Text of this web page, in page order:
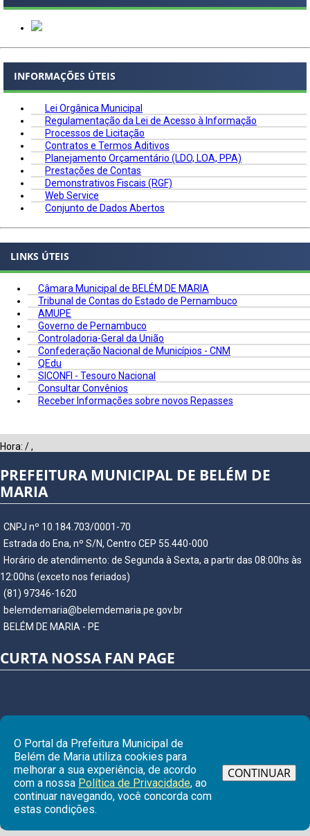
INFORMAÇÕES ÚTEIS
Lei Orgânica Municipal
Regulamentação da Lei de Acesso à Informação
Processos de Licitação
Contratos e Termos Aditivos
Planejamento Orçamentário (LDO, LOA, PPA)
Prestações de Contas
Demonstrativos Fiscais (RGF)
Web Service
Conjunto de Dados Abertos
LINKS ÚTEIS
Câmara Municipal de BELÉM DE MARIA
Tribunal de Contas do Estado de Pernambuco
AMUPE
Governo de Pernambuco
Controladoria-Geral da União
Confederação Nacional de Municípios - CNM
QEdu
SICONFI - Tesouro Nacional
Consultar Convênios
Receber Informações sobre novos Repasses
Hora: /,
PREFEITURA MUNICIPAL DE BELÉM DE
MARIA
CNPJ nº 10.184.703/0001-70
Estrada do Ena, nº S/N, Centro CEP 55.440-000
Horário de atendimento: de Segunda à Sexta, a partir das 08:00hs às
12:00hs (exceto nos feriados)
(81) 97346-1620
belemdemaria@belemdemaria.pe.gov.br
BELÉM DE MARIA - PE
CURTA NOSSA FAN PAGE
© Copyright 2026 Prefeitura Municipal de BELÉM DE MARIA | Todos os
direitos reservados
O Portal da Prefeitura Municipal de
Belém de Maria utiliza cookies para
melhorar a sua experiência, de acordo
com a nossa Política de Privacidade, ao
continuar navegando, você concorda com
estas condições.
CONTINUAR